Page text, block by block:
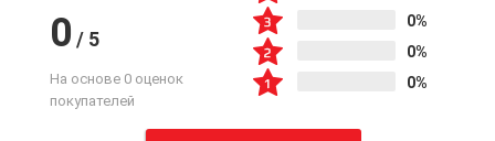
0 / 5
На основе 0 оценок
покупателей
0%
0%
0%